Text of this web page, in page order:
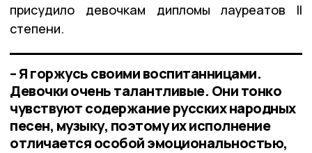
присудило девочкам дипломы лауреатов II
степени.
– Я горжусь своими воспитанницами.
Девочки очень талантливые. Они тонко
чувствуют содержание русских народных
песен, музыку, поэтому их исполнение
отличается особой эмоциональностью,